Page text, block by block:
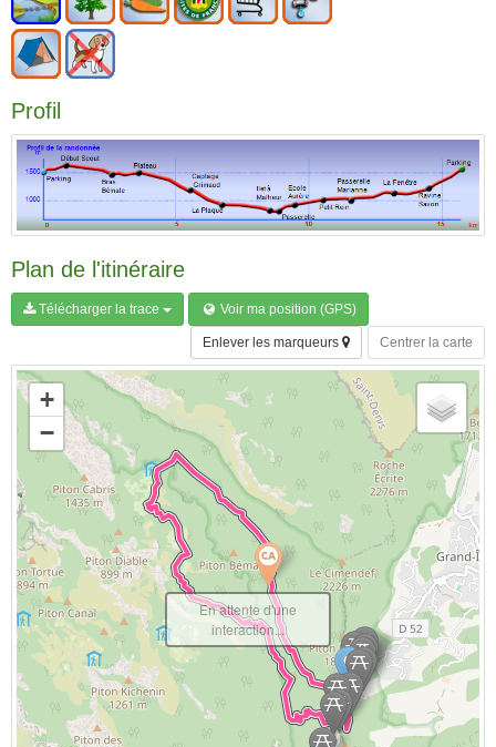
Profil
Plan de l'itinéraire
Télécharger la trace Voir ma position (GPS)
Centrer la carte
Enlever les marqueurs
+
−
En attente d'une
interaction...